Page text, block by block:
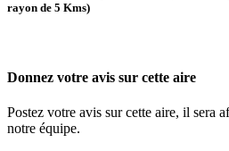
rayon de 5 Kms)
Donnez votre avis sur cette aire
Postez votre avis sur cette aire, il sera
notre équipe.